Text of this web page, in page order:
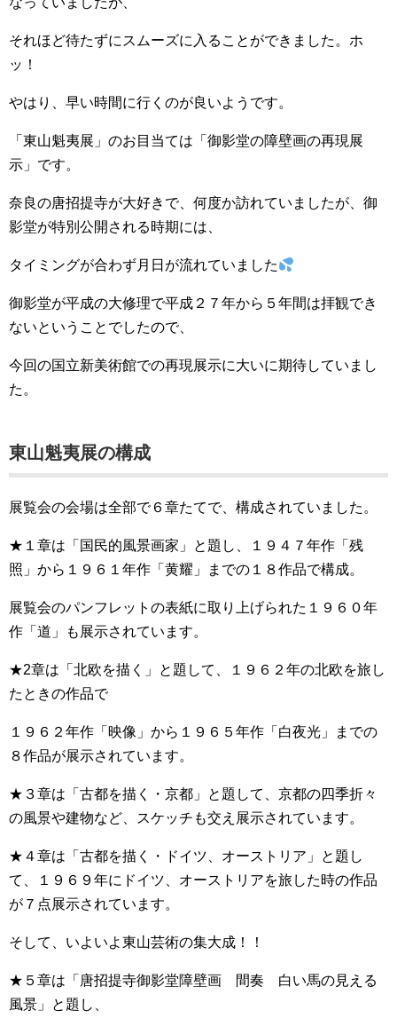
それほど待たずにスムーズに入ることができました。ホ
ッ！
やはり、早い時間に行くのが良いようです。
「東山魁夷展」のお目当ては「御影堂の障壁画の再現展
示」です。
奈良の唐招提寺が大好きで、何度か訪れていましたが、御
影堂が特別公開される時期には、
タイミングが合わず月日が流れていました
御影堂が平成の大修理で平成２７年から５年間は拝観でき
ないということでしたので、
今回の国立新美術館での再現展示に大いに期待していまし
た。
東山魁夷展の構成
展覧会の会場は全部で６章たてで、構成されていました。
★１章は「国民的風景画家」と題し、１９４７年作「残
照」から１９６１年作「黄耀」までの１８作品で構成。
展覧会のパンフレットの表紙に取り上げられた１９６０年
作「道」も展示されています。
★2章は「北欧を描く」と題して、１９６２年の北欧を旅し
たときの作品で
１９６２年作「映像」から１９６５年作「白夜光」までの
８作品が展示されています。
★３章は「古都を描く・京都」と題して、京都の四季折々
の風景や建物など、スケッチも交え展示されています。
★４章は「古都を描く・ドイツ、オーストリア」と題し
て、１９６９年にドイツ、オーストリアを旅した時の作品
が７点展示されています。
そして、いよいよ東山芸術の集大成！！
★５章は「唐招提寺御影堂障壁画 間奏 白い馬の見える
風景」と題し、